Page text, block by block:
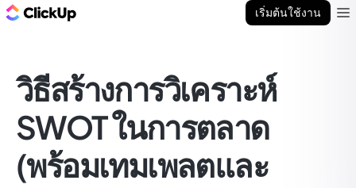
เริ่มต้นใช้งาน
วิธีสร้างการวิเคราะห์
SWOT ในการตลาด
(พร้อมเทมเพลตและ